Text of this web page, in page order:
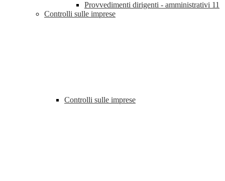
Provvedimenti dirigenti - amministrativi 11
Controlli sulle imprese
Controlli sulle imprese